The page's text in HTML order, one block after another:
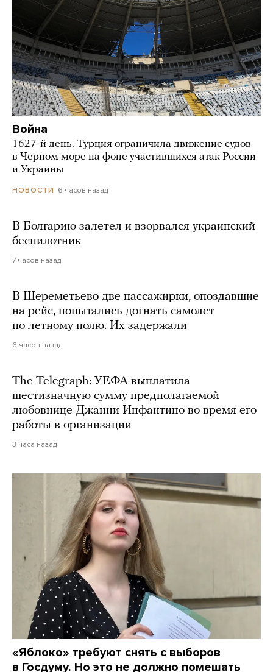
Война
1627-й день. Турция ограничила движение судов
в Черном море на фоне участившихся атак России
и Украины
НОВОСТИ 6 часов назад
В Болгарию залетел и взорвался украинский
беспилотник
7 часов назад
В Шереметьево две пассажирки, опоздавшие
на рейс, попытались догнать самолет
по летному полю. Их задержали
6 часов назад
The Telegraph: УЕФА выплатила
шестизначную сумму предполагаемой
любовнице Джанни Инфантино во время его
работы в организации
3 часа назад
«Яблоко» требуют снять с выборов
в Госдуму. Но это не должно помешать